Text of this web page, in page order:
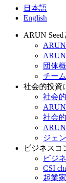
日本語
English
ARUN Seed
団体
チーム
社会的投資
社会
社会
ジェ
ビジネスコ
ビジ
CSI
起業